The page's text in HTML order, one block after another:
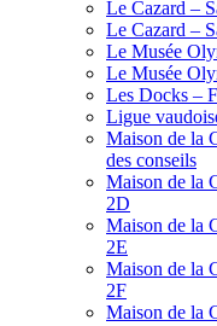
Le Cazard –
Le Cazard –
Le Musée
Le Musée
Les Docks –
Ligue
Maison de la
des conseils
Maison de la
2D
Maison de la
2E
Maison de la
2F
Maison de la